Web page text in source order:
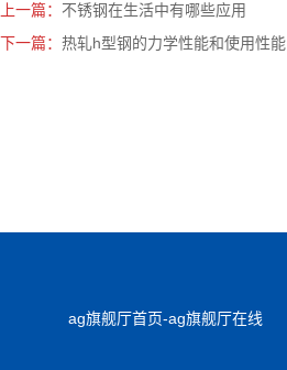
上一篇： 不锈钢在生活中有哪些应用
下一篇： 热轧h型钢的力学性能和使用性能
ag旗舰厅首页-ag旗舰厅在线